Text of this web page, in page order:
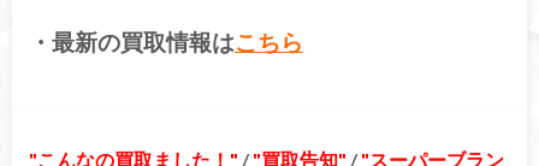
・最新の買取情報はこちら
こんなの買取ました！ / 買取告知 / スーパーブラン